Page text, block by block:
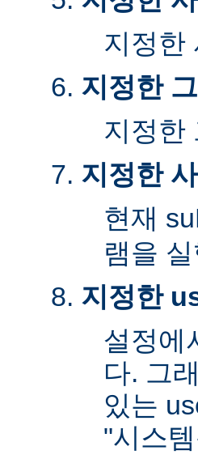
지정한
지정한
지정한
지정한
현재
램을
지정한
설정에
다. 그
있는
"시스